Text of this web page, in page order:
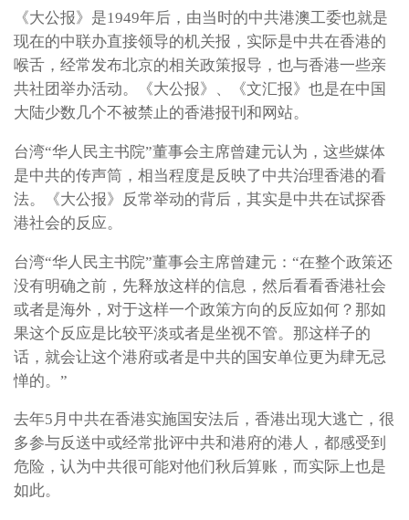
《大公报》是1949年后，由当时的中共港澳工委也就是
现在的中联办直接领导的机关报，实际是中共在香港的
喉舌，经常发布北京的相关政策报导，也与香港一些亲
共社团举办活动。《大公报》、《文汇报》也是在中国
大陆少数几个不被禁止的香港报刊和网站。
台湾“华人民主书院”董事会主席曾建元认为，这些媒体
是中共的传声筒，相当程度是反映了中共治理香港的看
法。《大公报》反常举动的背后，其实是中共在试探香
港社会的反应。
台湾“华人民主书院”董事会主席曾建元：“在整个政策还
没有明确之前，先释放这样的信息，然后看看香港社会
或者是海外，对于这样一个政策方向的反应如何？那如
果这个反应是比较平淡或者是坐视不管。那这样子的
话，就会让这个港府或者是中共的国安单位更为肆无忌
惮的。”
去年5月中共在香港实施国安法后，香港出现大逃亡，很
多参与反送中或经常批评中共和港府的港人，都感受到
危险，认为中共很可能对他们秋后算账，而实际上也是
如此。